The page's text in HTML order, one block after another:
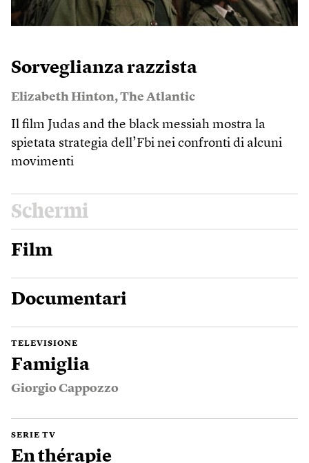
Sorveglianza razzista
Elizabeth Hinton,The Atlantic
Il film Judas and the black messiah mostra la
spietata strategia dell’Fbi nei confronti di alcuni
movimenti
Schermi
Film
Documentari
TELEVISIONE
Famiglia
Giorgio Cappozzo
SERIE TV
En thérapie